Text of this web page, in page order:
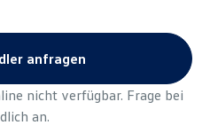
anfragen
nicht verfügbar. Frage bei
an.